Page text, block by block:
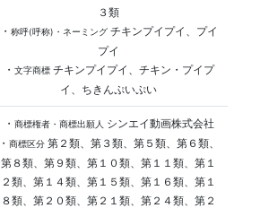
３類
・ 称呼(呼称)・ネーミングチキンプイプイ、プイ
プイ
・ 文字商標チキンプイプイ、チキン・プイプ
イ、ちきんぷいぷい
・ 商標権者・商標出願人
シンエイ動画株式会社
・ 商標区分第２類、第３類、第５類、第６類、
第８類、第９類、第１０類、第１１類、第１
２類、第１４類、第１５類、第１６類、第１
８類、第２０類、第２１類、第２４類、第２